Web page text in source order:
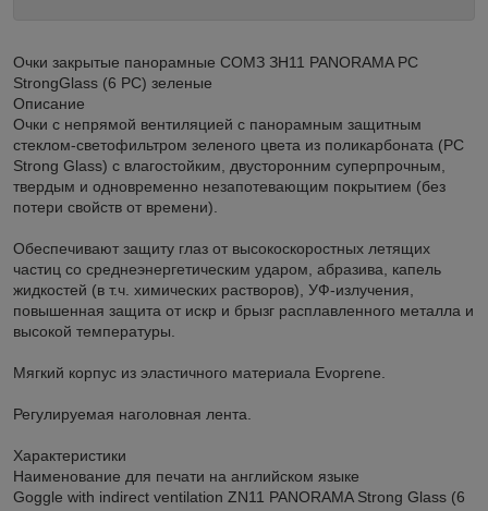
Очки закрытые панорамные СОМЗ ЗН11 PANORAMA PC
StrongGlass (6 РС) зеленые
Описание
Очки с непрямой вентиляцией с панорамным защитным
стеклом-светофильтром зеленого цвета из поликарбоната (РС
Strong Glass) с влагостойким, двусторонним суперпрочным,
твердым и одновременно незапотевающим покрытием (без
потери свойств от времени).
Обеспечивают защиту глаз от высокоскоростных летящих
частиц со среднеэнергетическим ударом, абразива, капель
жидкостей (в т.ч. химических растворов), УФ-излучения,
повышенная защита от искр и брызг расплавленного металла и
высокой температуры.
Мягкий корпус из эластичного материала Evoprene.
Регулируемая наголовная лента.
Характеристики
Наименование для печати на английском языке
Goggle with indirect ventilation ZN11 PANORAMA Strong Glass (6